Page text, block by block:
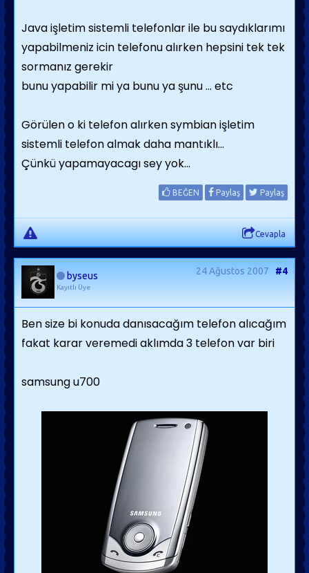
Java işletim sistemli telefonlar ile bu saydıklarımı
yapabilmeniz icin telefonu alırken hepsini tek tek
sormanız gerekir
bunu yapabilir mi ya bunu ya şunu ... etc
Görülen o ki telefon alırken symbian işletim
sistemli telefon almak daha mantıklı...
Çünkü yapamayacagı sey yok...
BEĞEN Paylaş Paylaş
Cevapla
byseus
Kayıtlı Üye
24 Ağustos 2007 #4
Ben size bi konuda danısacağım telefon alıcağım
fakat karar veremedi aklımda 3 telefon var biri
samsung u700